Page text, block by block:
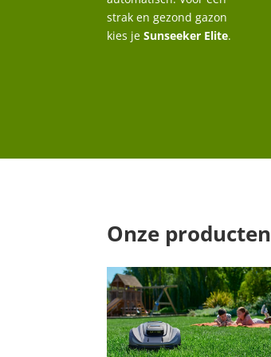
strak en gezond gazon
kies jeSunseeker Elite.
Onze producten